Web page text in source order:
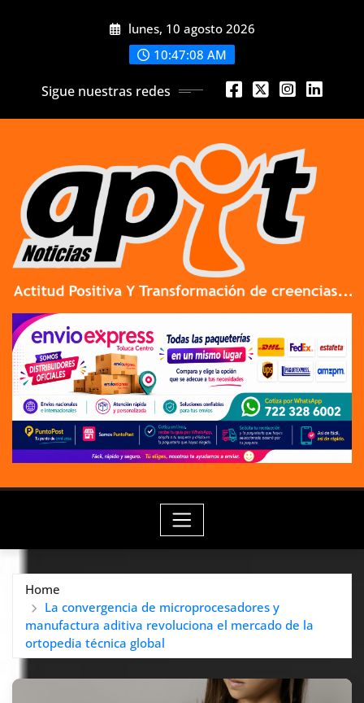
lunes, 10 agosto 2026
10:47:08 AM
Sigue nuestras redes
Home
La convergencia de microprocesadores y
manufactura aditiva revoluciona el mercado de la
ortopedia técnica global